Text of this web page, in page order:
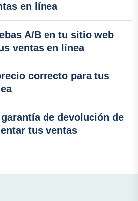
en línea
A/B en tu sitio web
ventas en línea
correcto para tus
de devolución de
tus ventas